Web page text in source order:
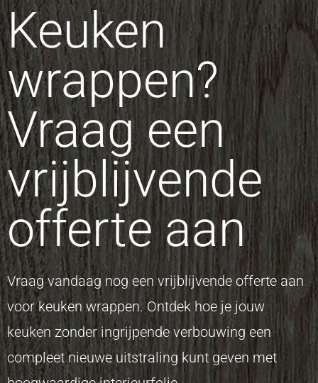
Keuken
wrappen?
Vraag een
vrijblijvende
offerte aan
Vraag vandaag nog een vrijblijvende offerte aan
voor keuken wrappen. Ontdek hoe je jouw
keuken zonder ingrijpende verbouwing een
compleet nieuwe uitstraling kunt geven met